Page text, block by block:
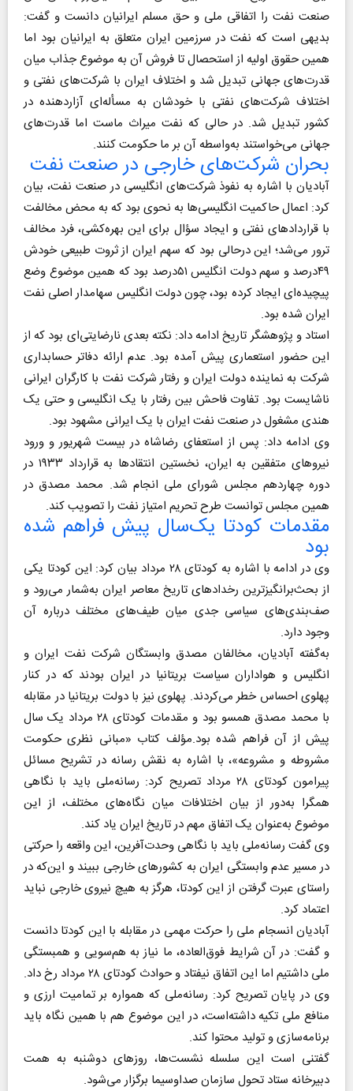
صنعت نفت را اتفاقی ملی و حق مسلم ایرانیان دانست و گفت:
بدیهی است که نفت در سرزمین ایران متعلق به ایرانیان بود اما
همین حقوق اولیه از استحصال تا فروش آن به موضوع جذاب میان
قدرت‌های جهانی تبدیل شد و اختلاف ایران با شرکت‌های نفتی و
اختلاف شرکت‌های نفتی با خودشان به مسأله‌ای آزاردهنده در
کشور تبدیل شد. در حالی که نفت میراث ماست اما قدرت‌های
جهانی می‌خواستند به‌واسطه آن بر ما حکومت کنند.
بحران شرکت‌های خارجی در صنعت نفت
آبادیان با اشاره به نفوذ شرکت‌های انگلیسی در صنعت نفت، بیان
کرد: اعمال حاکمیت انگلیسی‌ها به نحوی بود که به محض مخالفت
با قراردادهای نفتی و ایجاد سؤال برای این بهره‌کشی، فرد مخالف
ترور می‌شد؛ این درحالی بود که سهم ایران از ثروت طبیعی خودش
۴۹‌درصد و سهم دولت انگلیس ۵۱‌درصد بود که همین موضوع وضع
پیچیده‌ای ایجاد کرده بود، چون دولت انگلیس سهامدار اصلی نفت
ایران شده بود.
استاد و پژوهشگر تاریخ ادامه داد: نکته بعدی نارضایتی‌ای بود که از
این حضور استعماری پیش آمده بود. عدم ارائه دفاتر حسابداری
شرکت به نماینده دولت ایران و رفتار شرکت نفت با کارگران ایرانی
ناشایست بود. تفاوت فاحش بین رفتار با یک انگلیسی و حتی یک
هندی مشغول در صنعت نفت ایران با یک ایرانی مشهود بود.
وی ادامه داد: پس از استعفای رضاشاه در بیست شهریور و ورود
نیروهای متفقین به ایران، نخستین انتقادها به قرارداد ۱۹۳۳ در
دوره چهاردهم مجلس شورای ملی انجام شد. محمد مصدق در
همین مجلس توانست طرح تحریم امتیاز نفت را تصویب کند.
مقدمات کودتا یک‌سال پیش فراهم شده
بود
وی در ادامه با اشاره به کودتای ۲۸ مرداد بیان کرد: این کودتا یکی
از بحث‌برانگیزترین رخدادهای تاریخ معاصر ایران به‌شمار می‌رود و
صف‌بندی‌های سیاسی جدی میان طیف‌های مختلف درباره آن
وجود دارد.
به‌گفته آبادیان، مخالفان مصدق وابستگان شرکت نفت ایران و
انگلیس و هواداران سیاست بریتانیا در ایران بودند که در کنار
پهلوی احساس خطر می‌کردند. پهلوی نیز با دولت بریتانیا در مقابله
با محمد مصدق همسو بود و مقدمات کودتای ۲۸ مرداد یک سال
پیش از آن فراهم شده بود.مؤلف کتاب «مبانی نظری حکومت
مشروطه و مشروعه»، با اشاره به نقش رسانه در تشریح مسائل
پیرامون کودتای ۲۸ مرداد تصریح کرد: رسانه‌ملی باید با نگاهی
همگرا به‌دور از بیان اختلافات میان نگاه‌های مختلف، از این
موضوع به‌عنوان یک اتفاق مهم در تاریخ ایران یاد کند.
وی گفت رسانه‌ملی باید با نگاهی وحدت‌آفرین، این واقعه را حرکتی
در مسیر عدم وابستگی ایران به کشورهای خارجی ببیند و این‌که در
راستای عبرت گرفتن از این کودتا، هرگز به هیچ نیروی خارجی نباید
اعتماد کرد.
آبادیان انسجام ملی را حرکت مهمی در مقابله با این کودتا دانست
و گفت: در آن شرایط فوق‌العاده، ما نیاز به هم‌سویی و همبستگی
ملی داشتیم اما این اتفاق نیفتاد و حوادث کودتای ۲۸ مرداد رخ داد.
وی در پایان تصریح کرد: رسانه‌ملی که همواره بر تمامیت ارزی و
منافع ملی تکیه داشته‌است، در این موضوع هم با همین نگاه باید
برنامه‌سازی و تولید محتوا کند.
گفتنی است این سلسله نشست‌ها، روزهای دوشنبه به همت
دبیرخانه ستاد تحول سازمان صداوسیما برگزار می‌شود.